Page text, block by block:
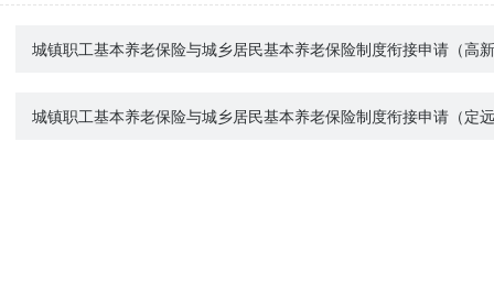
城镇职工基本养老保险与城乡居民基本养老保险制度衔接申请（高
城镇职工基本养老保险与城乡居民基本养老保险制度衔接申请（定